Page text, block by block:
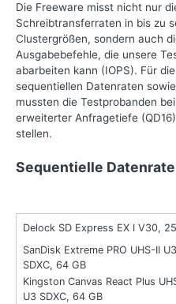
Die Freeware misst nicht nur
Schreibtransferraten in bis zu
Clustergrößen, sondern auch
Ausgabebefehle, die unsere
abarbeiten kann (IOPS). Für
sequentiellen Datenraten
mussten die Testprobanden
erweiterter Anfragetiefe
stellen.
Sequentielle
Delock SD Express EX I V30,
SanDisk Extreme PRO UHS-II U3
SDXC, 64 GB
Kingston Canvas React Plus
U3 SDXC, 64 GB